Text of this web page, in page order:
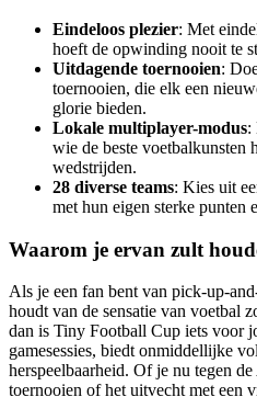
Eindeloos plezier: Met
hoeft de opwinding nooit te
Uitdagende toernooien:
toernooien, die elk een
glorie bieden.
Lokale multiplayer-modus:
wie de beste voetbalkunsten
wedstrijden.
28 diverse teams: Kies uit
met hun eigen sterke punten
Waarom je ervan zult
Als je een fan bent van pick-up-
houdt van de sensatie van voetbal
dan is Tiny Football Cup iets voor
gamesessies, biedt onmiddellijke
herspeelbaarheid. Of je nu tegen
toernooien of het uitvecht met een